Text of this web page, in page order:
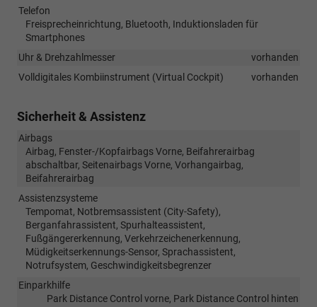
Telefon
Freisprecheinrichtung, Bluetooth, Induktionsladen für
Smartphones
Uhr & Drehzahlmesser
vorhanden
Volldigitales Kombiinstrument (Virtual Cockpit)
vorhanden
Sicherheit & Assistenz
Airbags
Airbag, Fenster-/Kopfairbags Vorne, Beifahrerairbag
abschaltbar, Seitenairbags Vorne, Vorhangairbag,
Beifahrerairbag
Assistenzsysteme
Tempomat, Notbremsassistent (City-Safety),
Berganfahrassistent, Spurhalteassistent,
Fußgängererkennung, Verkehrzeichenerkennung,
Müdigkeitserkennungs-Sensor, Sprachassistent,
Notrufsystem, Geschwindigkeitsbegrenzer
Einparkhilfe
Park Distance Control vorne, Park Distance Control hinten